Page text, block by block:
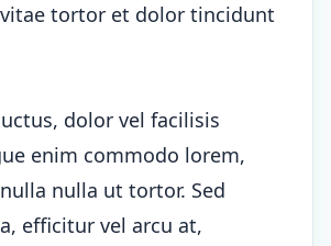
tortor et dolor tincidunt
dolor vel facilisis
enim commodo lorem,
nulla ut tortor. Sed
efficitur vel arcu at,